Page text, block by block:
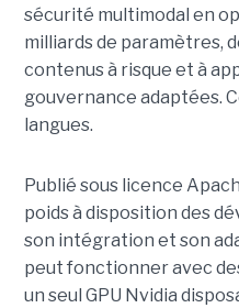
sécurité multimodal en
milliards de paramètres,
contenus à risque et à
gouvernance adaptées.
langues.
Publié sous licence
poids à disposition des
son intégration et son
peut fonctionner avec
un seul GPU Nvidia